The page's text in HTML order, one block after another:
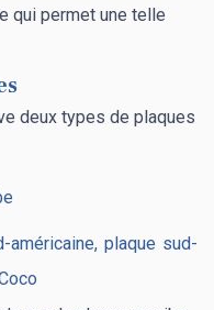
qui permet une telle
deux types de plaques
américaine, plaque sud-